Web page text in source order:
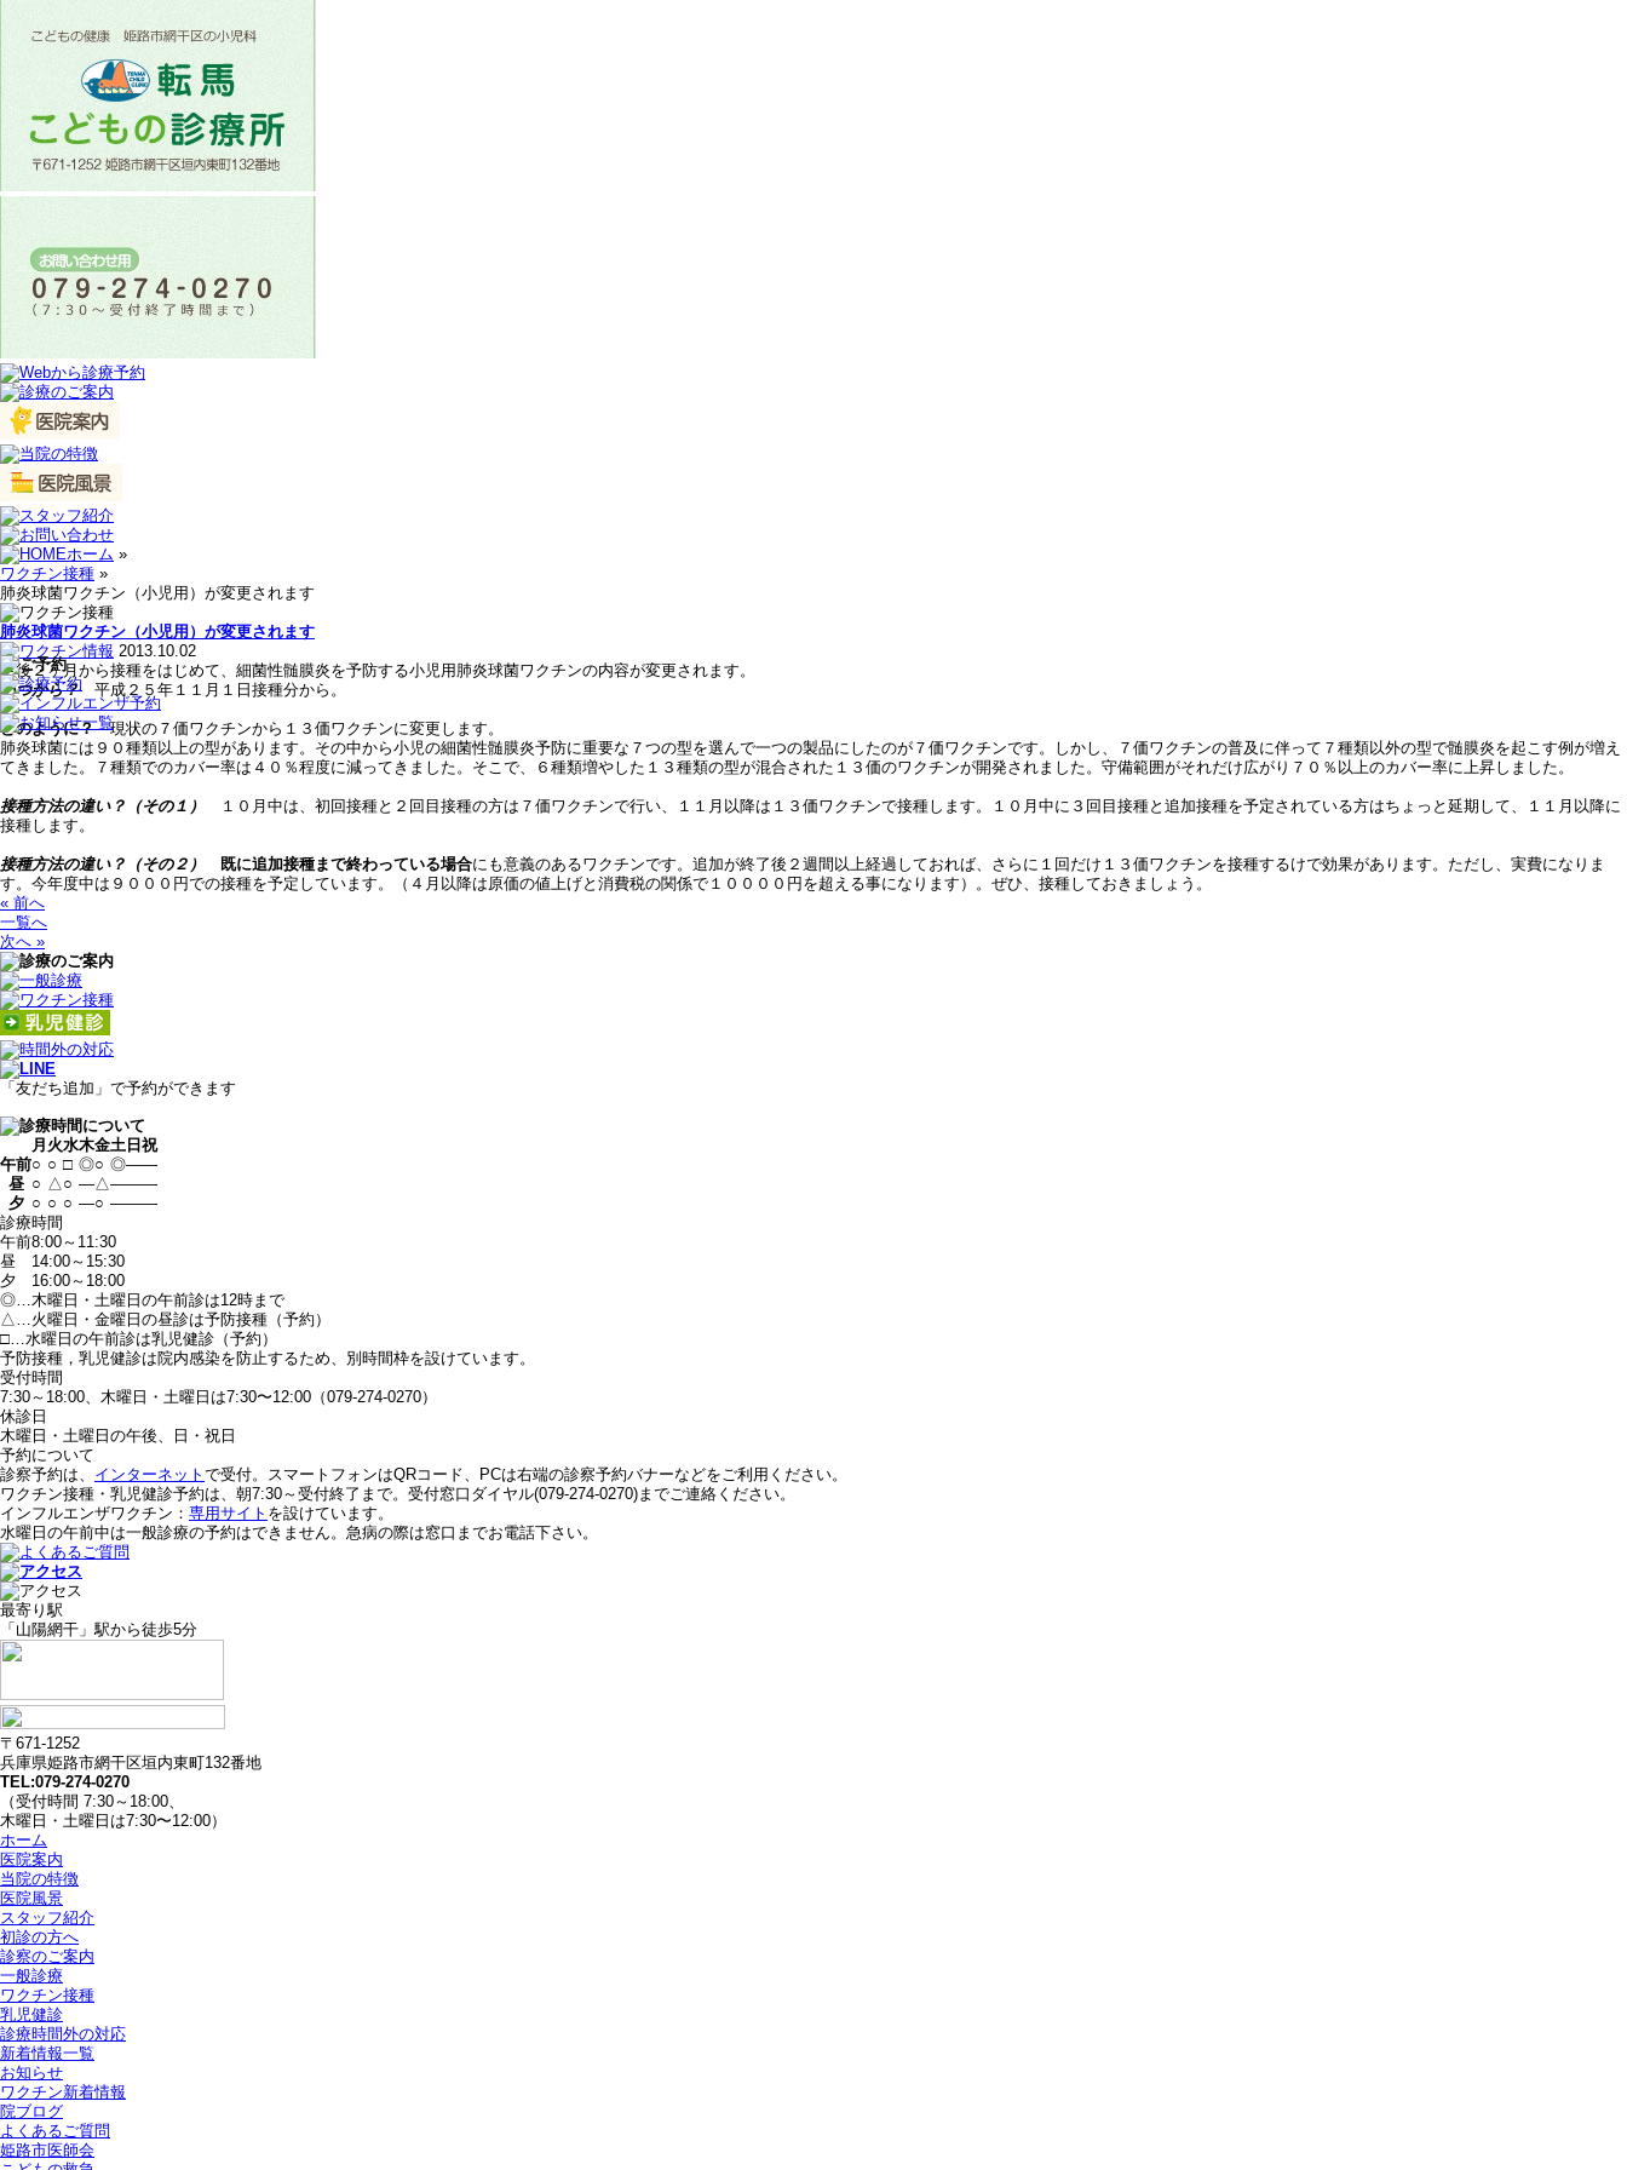
ホーム »
ワクチン接種 »
肺炎球菌ワクチン（小児用）が変更されます
肺炎球菌ワクチン（小児用）が変更されます
2013.10.02
生後２ヶ月から接種をはじめて、細菌性髄膜炎を予防する小児用肺炎球菌ワクチンの内容が変更されます。
いつから？
平成２５年１１月１日接種分から。
どのように？現状の７価ワクチンから１３価ワクチンに変更します。
肺炎球菌には９０種類以上の型があります。その中から小児の細菌性髄膜炎予防に重要な７つの型を選んで一つの製品にしたのが７価ワクチンです。しかし、７価ワクチンの普及に伴って７種類以外の型で髄膜炎を起こす例が増え
てきました。７種類でのカバー率は４０％程度に減ってきました。そこで、６種類増やした１３種類の型が混合された１３価のワクチンが開発されました。守備範囲がそれだけ広がり７０％以上のカバー率に上昇しました。
接種方法の違い？（その１）
１０月中は、初回接種と２回目接種の方は７価ワクチンで行い、１１月以降は１３価ワクチンで接種します。１０月中に３回目接種と追加接種を予定されている方はちょっと延期して、１１月以降に
接種します。
接種方法の違い？（その２） 既に追加接種まで終わっている場合にも意義のあるワクチンです。追加が終了後２週間以上経過しておれば、さらに１回だけ１３価ワクチンを接種するけで効果があります。ただし、実費になりま
す。今年度中は９０００円での接種を予定しています。（４月以降は原価の値上げと消費税の関係で１００００円を超える事になります）。ぜひ、接種しておきましょう。
« 前へ
一覧へ
次へ »
「友だち追加」で予約ができます
月 火水木金土 日 祝
午前○ ○ □ ◎○ ◎——
昼 ○ △○ —△———
夕 ○ ○ ○ —○ ———
診療時間
午前8:00～11:30
昼
14:00～15:30
夕
16:00～18:00
◎…木曜日・土曜日の午前診は12時まで
△…火曜日・金曜日の昼診は予防接種（予約）
□…水曜日の午前診は乳児健診（予約）
予防接種，乳児健診は院内感染を防止するため、別時間枠を設けています。
受付時間
7:30～18:00、木曜日・土曜日は7:30〜12:00（079-274-0270）
休診日
木曜日・土曜日の午後、日・祝日
予約について
診察予約は、 インターネット で受付。スマートフォンはQRコード、PCは右端の診察予約バナーなどをご利用ください。
ワクチン接種・乳児健診予約は、朝7:30～受付終了まで。受付窓口ダイヤル(079-274-0270)までご連絡ください。
インフルエンザワクチン： 専用サイト を設けています。
水曜日の午前中は一般診療の予約はできません。急病の際は窓口までお電話下さい。
最寄り駅
「山陽網干」駅から徒歩5分
〒671-1252
兵庫県姫路市網干区垣内東町132番地
TEL:079-274-0270
（受付時間 7:30～18:00、
木曜日・土曜日は7:30〜12:00）
ホーム
医院案内
当院の特徴
医院風景
スタッフ紹介
初診の方へ
診察のご案内
一般診療
ワクチン接種
乳児健診
診療時間外の対応
新着情報一覧
お知らせ
ワクチン新着情報
院ブログ
よくあるご質問
姫路市医師会